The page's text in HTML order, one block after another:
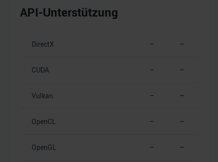
API-Unterstützung
DirectX – –
CUDA – –
Vulkan – –
OpenCL – –
OpenGL – –